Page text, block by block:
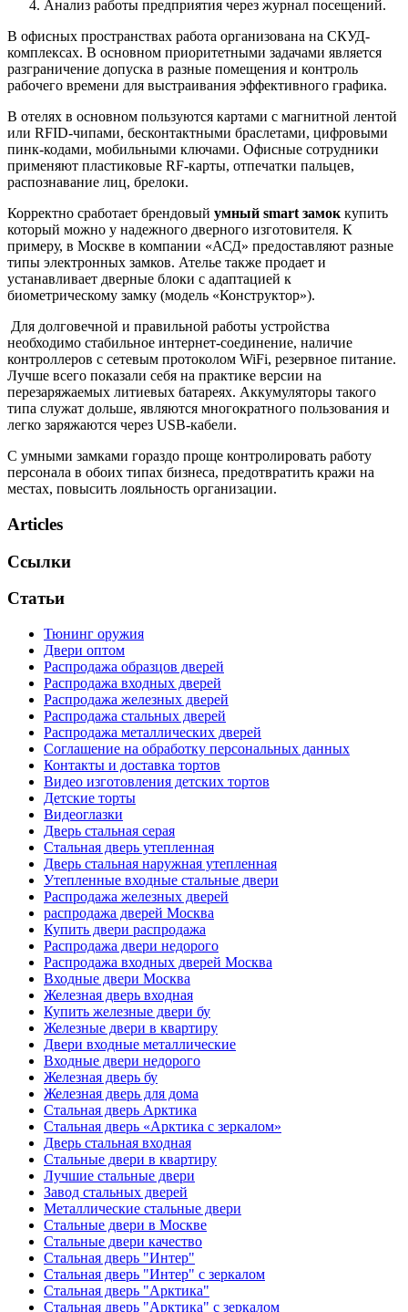
Анализ работы предприятия через журнал посещений.
В офисных пространствах работа организована на СКУД-
комплексах. В основном приоритетными задачами является
разграничение допуска в разные помещения и контроль
рабочего времени для выстраивания эффективного графика.
В отелях в основном пользуются картами с магнитной лентой
или RFID-чипами, бесконтактными браслетами, цифровыми
пинк-кодами, мобильными ключами. Офисные сотрудники
применяют пластиковые RF-карты, отпечатки пальцев,
распознавание лиц, брелоки.
Корректно сработает брендовый умный smart замок купить
который можно у надежного дверного изготовителя. К
примеру, в Москве в компании «АСД» предоставляют разные
типы электронных замков. Ателье также продает и
устанавливает дверные блоки с адаптацией к
биометрическому замку (модель «Конструктор»).
Для долговечной и правильной работы устройства
необходимо стабильное интернет-соединение, наличие
контроллеров с сетевым протоколом WiFi, резервное питание.
Лучше всего показали себя на практике версии на
перезаряжаемых литиевых батареях. Аккумуляторы такого
типа служат дольше, являются многократного пользования и
легко заряжаются через USB-кабели.
С умными замками гораздо проще контролировать работу
персонала в обоих типах бизнеса, предотвратить кражи на
местах, повысить лояльность организации.
Articles
Ссылки
Статьи
Тюнинг оружия
Двери оптом
Распродажа образцов дверей
Распродажа входных дверей
Распродажа железных дверей
Распродажа стальных дверей
Распродажа металлических дверей
Соглашение на обработку персональных данных
Контакты и доставка тортов
Видео изготовления детских тортов
Детские торты
Видеоглазки
Дверь стальная серая
Стальная дверь утепленная
Дверь стальная наружная утепленная
Утепленные входные стальные двери
Распродажа железных дверей
распродажа дверей Москва
Купить двери распродажа
Распродажа двери недорого
Распродажа входных дверей Москва
Входные двери Москва
Железная дверь входная
Купить железные двери бу
Железные двери в квартиру
Двери входные металлические
Входные двери недорого
Железная дверь бу
Железная дверь для дома
Стальная дверь Арктика
Стальная дверь «Арктика с зеркалом»
Дверь стальная входная
Стальные двери в квартиру
Лучшие стальные двери
Завод стальных дверей
Металлические стальные двери
Стальные двери в Москве
Стальные двери качество
Стальная дверь "Интер"
Стальная дверь "Интер" с зеркалом
Стальная дверь "Арктика"
Стальная дверь "Арктика" с зеркалом